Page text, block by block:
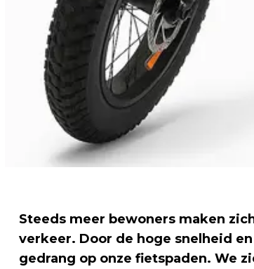
Steeds meer bewoners maken
verkeer. Door de hoge snelheid
gedrang op onze fietspaden. We